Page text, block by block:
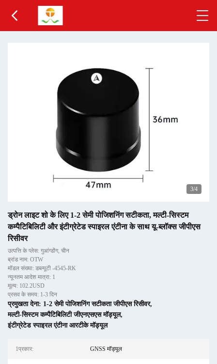
4/4
ड्रोन लाइट शो के लिए 1-2 सेमी पोजिशनिंग सटीकता, मल्टी-सिस्टम
कम्पैटिबिलिटी और इंटीग्रेटेड स्पाइरल एंटीना के साथ यू-ब्लॉक्स जीपीएस
रिसीवर
उत्पत्ति के प्लेस: गुआंग्डोंग, चीन
ब्रांड नाम: OTW
मॉडल संख्या: डब्ल्यूटी -4545-RK
न्यूनतम आदेश मात्रा: 1
मूल्य: 102.2USD
प्रसव के समय: 1-3 दिन
प्रमुखता देना: 1-2 सेमी पोजिशनिंग सटीकता जीपीएस रिसीवर,
मल्टी-सिस्टम कम्पैटिबिलिटी जीएनएसएस मॉड्यूल,
इंटीग्रेटेड स्पाइरल एंटीना आरटीके मॉड्यूल
1प्रकार: GNSS मॉड्यूल